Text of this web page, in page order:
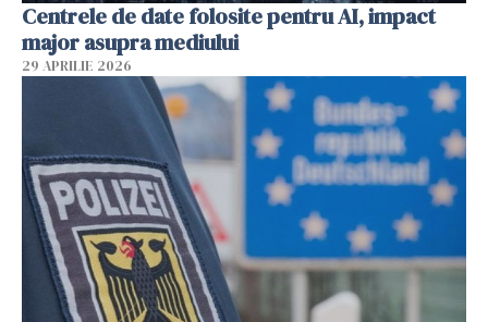
Centrele de date folosite pentru AI, impact
major asupra mediului
29 APRILIE 2026